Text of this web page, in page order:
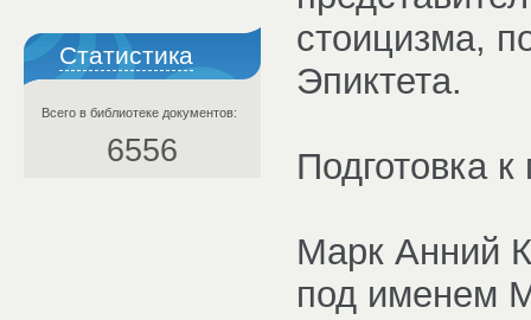
Статистика
Всего в библиотеке документов:
6556
стоицизма,
Эпиктета.
Подготовка к
Марк Анний
под именем